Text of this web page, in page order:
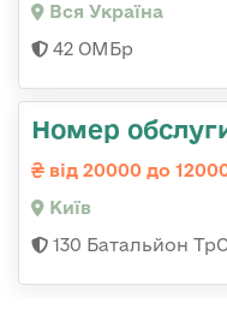
Вся Україна
42 ОМБр
Номер
від 20000 до
Київ
130 Батальйон